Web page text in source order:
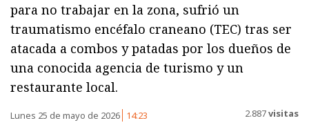
para no trabajar en la zona, sufrió un
traumatismo encéfalo craneano (TEC) tras ser
atacada a combos y patadas por los dueños de
una conocida agencia de turismo y un
restaurante local.
Lunes 25 de mayo de 2026 14:23 2.887visitas